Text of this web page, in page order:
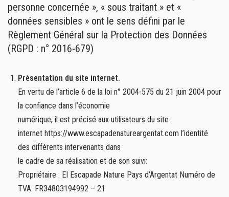
personne concernée », « sous traitant » et «
données sensibles » ont le sens défini par le
Règlement Général sur la Protection des Données
(RGPD : n° 2016-679)
Présentation du site internet.
En vertu de l’article 6 de la loi n° 2004-575 du 21 juin 2004 pour
la confiance dans l’économie
numérique, il est précisé aux utilisateurs du site
internet https://www.escapadenatureargentat.com l’identité
des différents intervenants dans
le cadre de sa réalisation et de son suivi:
Propriétaire : EI Escapade Nature Pays d’Argentat Numéro de
TVA: FR34803194992 – 21